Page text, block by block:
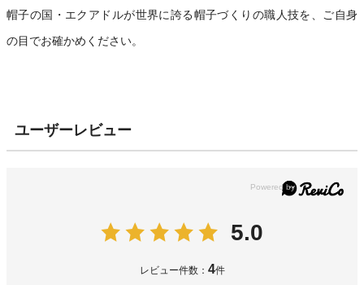
帽子の国・エクアドルが世界に誇る帽子づくりの職人技を、ご自身
の目でお確かめください。
ユーザーレビュー
5.0
レビュー件数： 4件